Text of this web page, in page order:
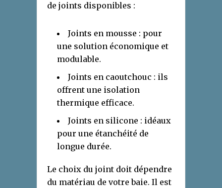
de joints disponibles :
Joints en mousse : pour
une solution économique et
modulable.
Joints en caoutchouc : ils
offrent une isolation
thermique efficace.
Joints en silicone : idéaux
pour une étanchéité de
longue durée.
Le choix du joint doit dépendre
du matériau de votre baie. Il est